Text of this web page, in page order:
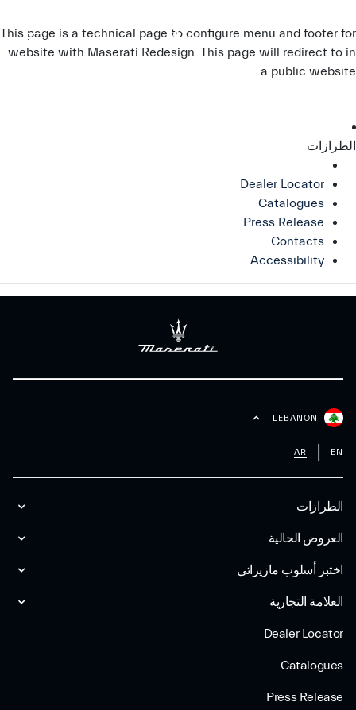
This page is a technical page to configure menu and footer for
website with Maserati Redesign. This page will redirect to in
a public website.
الطرازات
Dealer Locator
Catalogues
Press Release
Contacts
Accessibility
الطرازات
العروض الحالية
اختبر أسلوب مازیراتي
العلامة التجارية
Dealer Locator
Catalogues
Press Release
LEBANON
EN
AR